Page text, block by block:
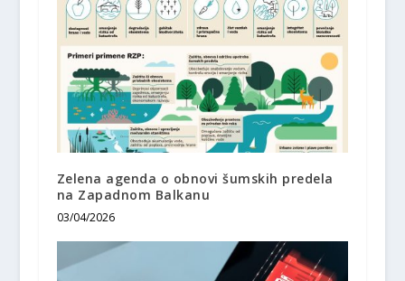
Zelena agenda o obnovi šumskih predela
na Zapadnom Balkanu
03/04/2026